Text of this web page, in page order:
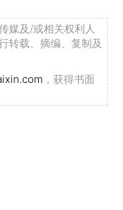
媒及/或相关权利人
转载、摘编、复制及
，获得书面